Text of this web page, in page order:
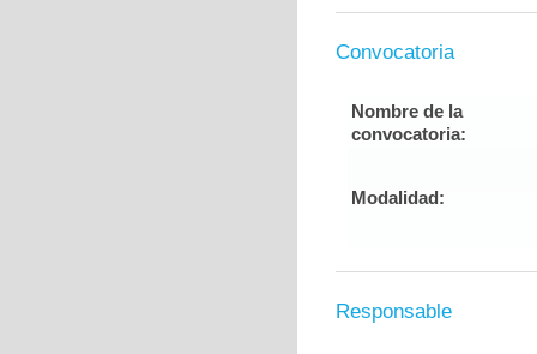
Convocatoria
Nombre de la
convocatoria:
Modalidad:
Responsable